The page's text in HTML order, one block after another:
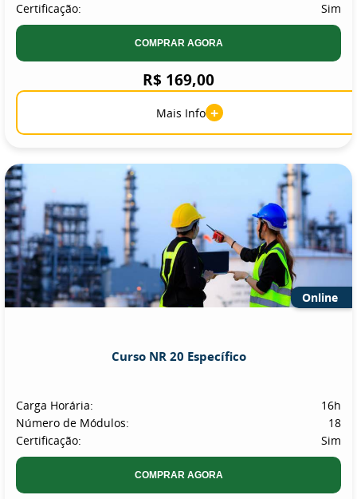
Certificação:
Sim
COMPRAR AGORA
R$ 169,00
Mais Info +
Online
Curso NR 20 Específico
Carga Horária:
16h
Número de Módulos:
18
Certificação:
Sim
COMPRAR AGORA